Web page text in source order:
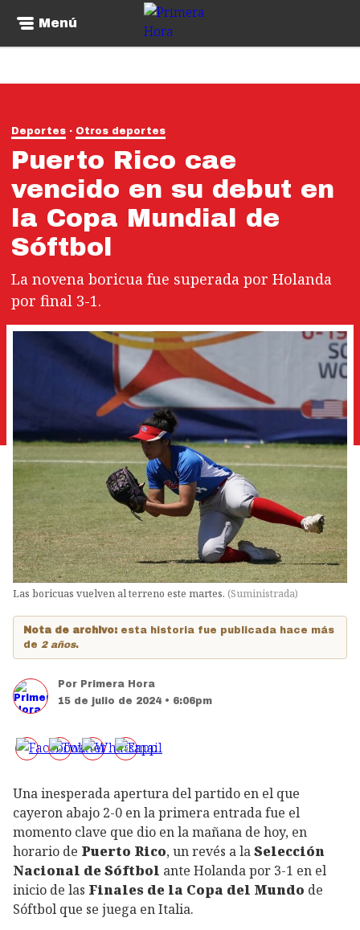
Menú
Deportes Otros deportes
Puerto Rico cae
vencido en su debut en
la Copa Mundial de
Sóftbol
La novena boricua fue superada por Holanda
por final 3-1.
Las boricuas vuelven al terreno este martes. (Suministrada)
Nota de archivo: esta historia fue publicada hace más
de 2 años.
Por Primera Hora
15 de julio de 2024 • 6:06pm
Una inesperada apertura del partido en el que
cayeron abajo 2-0 en la primera entrada fue el
momento clave que dio en la mañana de hoy, en
horario de Puerto Rico, un revés a laSelección
Nacional de Sóftbol ante Holanda por 3-1 en el
inicio de las Finales de la Copa del Mundo de
Sóftbol que se juega en Italia.